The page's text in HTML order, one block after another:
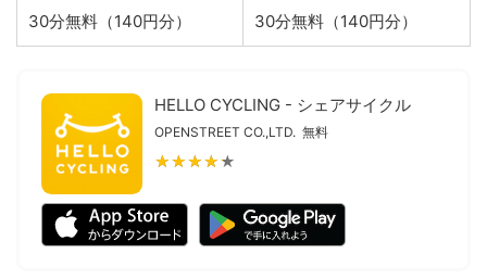
30分無料（140円分） 30分無料（140円分）
HELLO CYCLING - シェアサイクル
OPENSTREET CO.,LTD. 無料
★★★★★
★★★★★